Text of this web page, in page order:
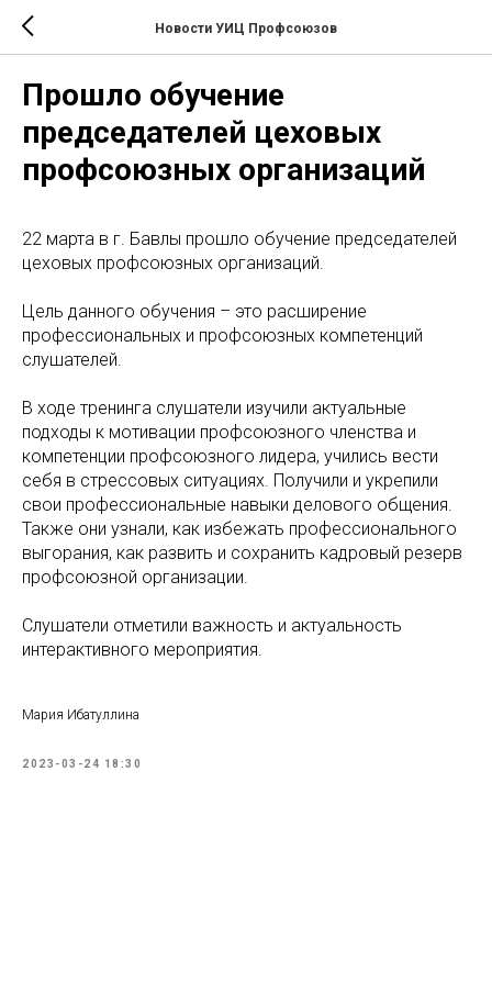
Новости УИЦ Профсоюзов
Прошло обучение
председателей цеховых
профсоюзных организаций
22 марта в г. Бавлы прошло обучение председателей
цеховых профсоюзных организаций.
Цель данного обучения – это расширение
профессиональных и профсоюзных компетенций
слушателей.
В ходе тренинга слушатели изучили актуальные
подходы к мотивации профсоюзного членства и
компетенции профсоюзного лидера, учились вести
себя в стрессовых ситуациях. Получили и укрепили
свои профессиональные навыки делового общения.
Также они узнали, как избежать профессионального
выгорания, как развить и сохранить кадровый резерв
профсоюзной организации.
Слушатели отметили важность и актуальность
интерактивного мероприятия.
Мария Ибатуллина
2023-03-24 18:30